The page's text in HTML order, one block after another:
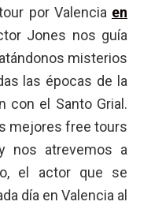
por Valencia en
Jones nos guía
misterios
las épocas de la
con el Santo Grial.
mejores free tours
nos atrevemos a
el actor que se
día en Valencia al